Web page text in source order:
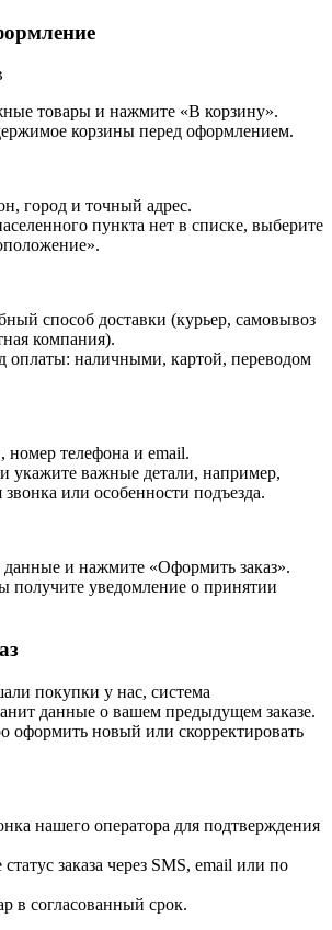
товары и нажмите «В корзину».
корзины перед оформлением.
город и точный адрес.
пункта нет в списке, выберите
способ доставки (курьер, самовывоз
компания).
оплаты: наличными, картой, переводом
телефона и email.
укажите важные детали, например,
звонка или особенности подъезда.
данные и нажмите «Оформить заказ».
получите уведомление о принятии
покупки у нас, система
данные о вашем предыдущем заказе.
оформить новый или скорректировать
нашего оператора для подтверждения
заказа через SMS, email или по
в согласованный срок.